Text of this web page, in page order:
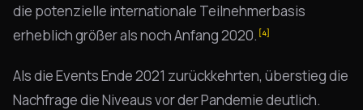
die potenzielle internationale Teilnehmerbasis
erheblich größer als noch Anfang 2020. [4]
Als die Events Ende 2021 zurückkehrten, überstieg die
Nachfrage die Niveaus vor der Pandemie deutlich.